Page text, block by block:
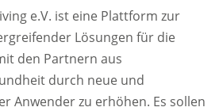
e.V. ist eine Plattform zur
Lösungen für die
den Partnern aus
durch neue und
Anwender zu erhöhen. Es sollen